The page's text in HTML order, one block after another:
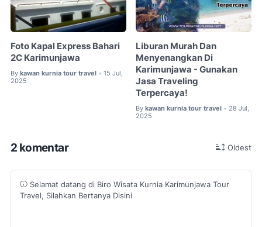
Foto Kapal Express Bahari
2C Karimunjawa
By kawan kurnia tour travel • 15 Jul,
2025
Liburan Murah Dan
Menyenangkan Di
Karimunjawa - Gunakan
Jasa Traveling
Terpercaya!
By kawan kurnia tour travel • 28 Jul,
2025
2 komentar Oldest
Selamat datang di Biro Wisata Kurnia Karimunjawa Tour
Travel, Silahkan Bertanya Disini